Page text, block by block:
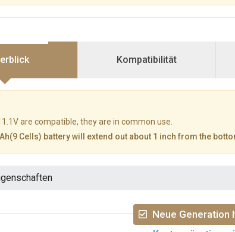
Kompatibilität
are compatible, they are in common use.
Cells) battery will extend out about 1 inch from the
Neue Generation